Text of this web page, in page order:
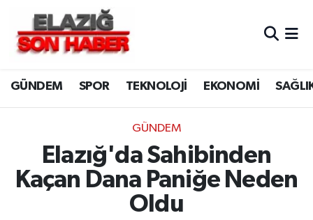
GÜNDEM SPOR TEKNOLOJİ EKONOMİ
GÜNDEM
Elazığ'da Sahibinden
Kaçan Dana Paniğe Neden
Oldu
CANLI YAYIN
ASAYİŞ
BİLİM VE TEKNOLOJİ
DÜNYA
EĞİTİM
Merkez Hava Durumu
Merkez Trafik Yoğunluk Haritası
Süper Lig Puan Durumu ve Fikstür
Tüm Manşetler
Son Dakika Haberleri